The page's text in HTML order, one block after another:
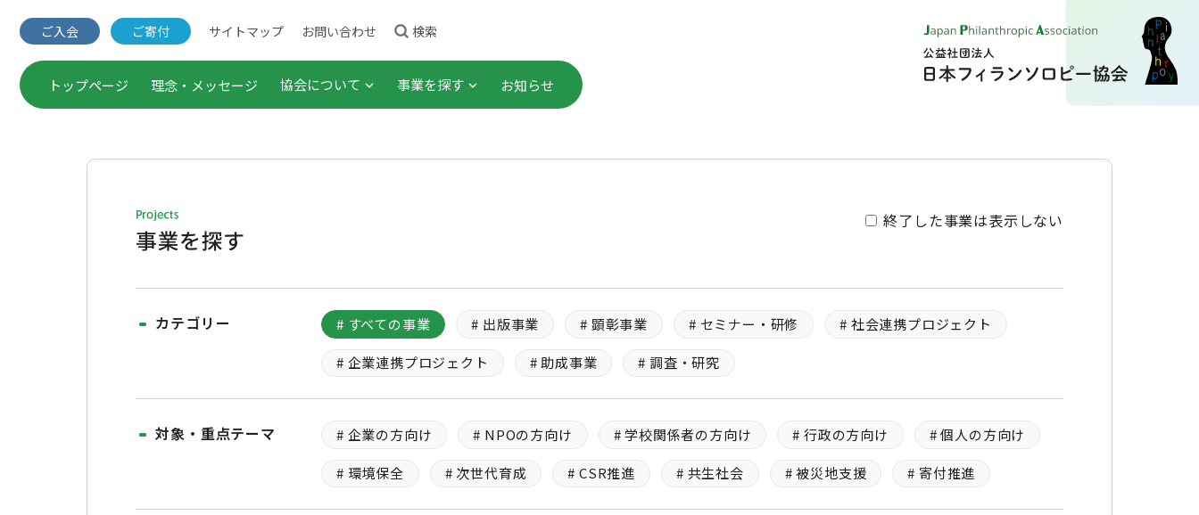
ご入会 ご寄付 サイトマップ お問い合わせ 検索
トップページ 理念・メッセージ 協会について
団体概要・役員一覧 理事長ごあいさつ
定款・諸規程
Annual Report（年次報告書） 会員一覧
ご入会 ご寄付
職員募集
事業を探す
出版事業 顕彰事業
調査・研究
お知らせ
終了した事業は表示しない
カテゴリー # すべての事業 # 出版事業 # 顕彰事業 # セミナー・研修 # 社会連携プロジェクト
# 企業連携プロジェクト # 助成事業 # 調査・研究
対象・重点テーマ # 企業の方向け # NPOの方向け # 学校関係者の方向け # 行政の方向け # 個人の方向け
# 環境保全 # 次世代育成 # CSR推進 # 共生社会 # 被災地支援 # 寄付推進